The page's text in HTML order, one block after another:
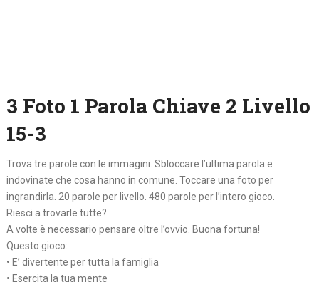
3 Foto 1 Parola Chiave 2 Livello
15-3
Trova tre parole con le immagini. Sbloccare l’ultima parola e
indovinate che cosa hanno in comune. Toccare una foto per
ingrandirla. 20 parole per livello. 480 parole per l’intero gioco.
Riesci a trovarle tutte?
A volte è necessario pensare oltre l’ovvio. Buona fortuna!
Questo gioco:
• E’ divertente per tutta la famiglia
• Esercita la tua mente